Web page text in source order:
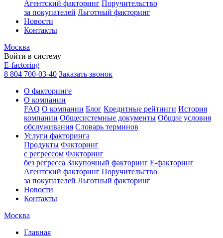
Агентский факторинг Поручительство
за покупателей Льготный факторинг
Новости
Контакты
Москва
Войти в систему
E-factoring
8 804 700-03-40 Заказать звонок
О факторинге
О компании
FAQ О компании Блог Кредитные рейтинги История
компании Общесистемные документы Общие условия
обслуживания Словарь терминов
Услуги факторинга
Продукты Факторинг
с регрессом Факторинг
без регресса Закупочный факторинг E-факторинг
Агентский факторинг Поручительство
за покупателей Льготный факторинг
Новости
Контакты
Москва
Главная